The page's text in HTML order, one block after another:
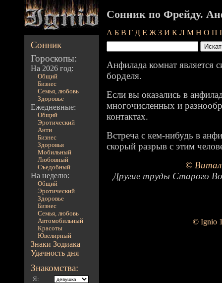
Сонник
Гороскопы:
На 2026 год:
Общий
Бизнес
Семья, любовь
Здоровье
Ежедневные:
Общий
Эротический
Анти
Бизнес
Здоровья
Мобильный
Любовный
Съедобный
На неделю:
Общий
Эротический
Здоровье
Бизнес
Семья, любовь
Автомобильный
Красоты
Ювелирный
Знаки Зодиака
Удачность дня
Знакомства:
Я:
Сонник по Фрейду.
А Б В Г Д Е Ж З И К Л М Н О П
Анфилада комнат является
борделя.
Если вы оказались в
многочисленных и
контактах.
Встреча с кем-нибудь в
скорый разрыв с этим
©
Другие труды Старого
© Ignio